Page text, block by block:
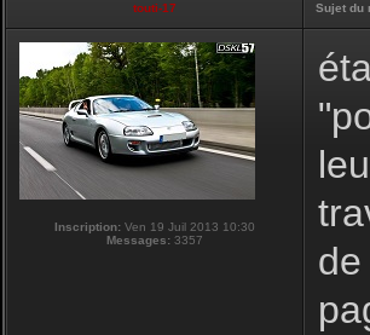
touti-17 Sujet du
Inscription: Ven 19 Juil 2013 10:30
Messages: 3357